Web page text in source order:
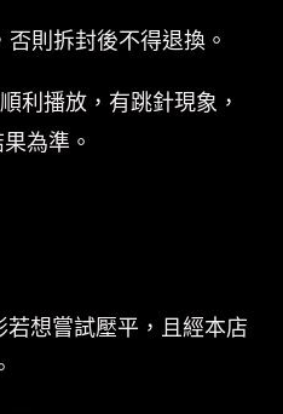
則拆封後不得退換。
利播放，有跳針現象，
為準。
想嘗試壓平，且經本店